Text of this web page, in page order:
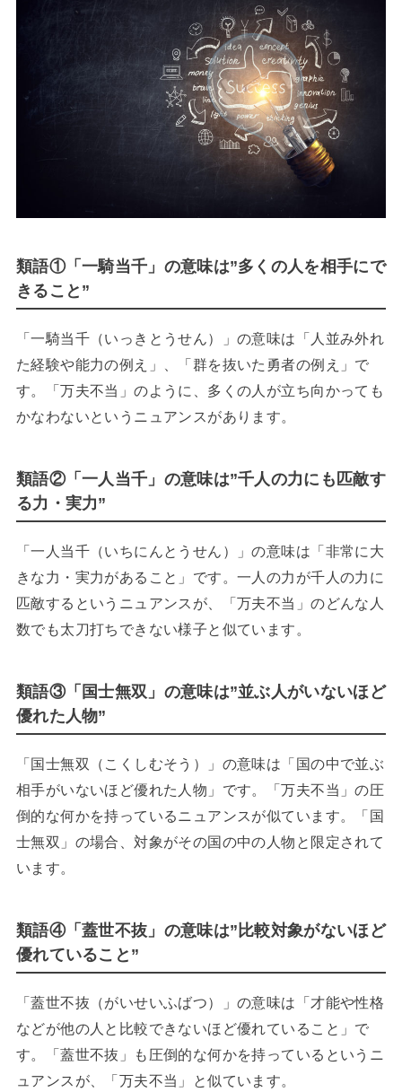
類語①「一騎当千」の意味は”多くの人を相手にで
きること”
「一騎当千（いっきとうせん）」の意味は「人並み外れ
た経験や能力の例え」、「群を抜いた勇者の例え」で
す。「万夫不当」のように、多くの人が立ち向かっても
かなわないというニュアンスがあります。
類語②「一人当千」の意味は”千人の力にも匹敵す
る力・実力”
「一人当千（いちにんとうせん）」の意味は「非常に大
きな力・実力があること」です。一人の力が千人の力に
匹敵するというニュアンスが、「万夫不当」のどんな人
数でも太刀打ちできない様子と似ています。
類語③「国士無双」の意味は”並ぶ人がいないほど
優れた人物”
「国士無双（こくしむそう）」の意味は「国の中で並ぶ
相手がいないほど優れた人物」です。「万夫不当」の圧
倒的な何かを持っているニュアンスが似ています。「国
士無双」の場合、対象がその国の中の人物と限定されて
います。
類語④「蓋世不抜」の意味は”比較対象がないほど
優れていること”
「蓋世不抜（がいせいふばつ）」の意味は「才能や性格
などが他の人と比較できないほど優れていること」で
す。「蓋世不抜」も圧倒的な何かを持っているというニ
ュアンスが、「万夫不当」と似ています。